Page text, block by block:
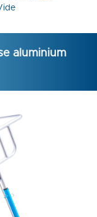
aluminium